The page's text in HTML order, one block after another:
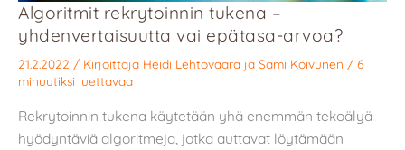
Algoritmit rekrytoinnin tukena –
yhdenvertaisuutta vai epätasa-arvoa?
21.2.2022 / Kirjoittaja Heidi Lehtovaara ja Sami Koivunen / 6
minuutiksi luettavaa
Rekrytoinnin tukena käytetään yhä enemmän tekoälyä
hyödyntäviä algoritmeja, jotka auttavat löytämään